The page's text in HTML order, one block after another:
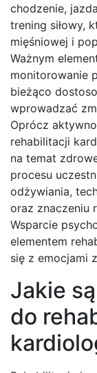
chodzenie,
trening siłowy,
mięśniowej i
Ważnym
monitorowanie
bieżąco
wprowadzać
Oprócz
rehabilitacji
na temat
procesu
odżywiania,
oraz znaczeniu
Wsparcie
elementem
się z emocjami
Jakie
do